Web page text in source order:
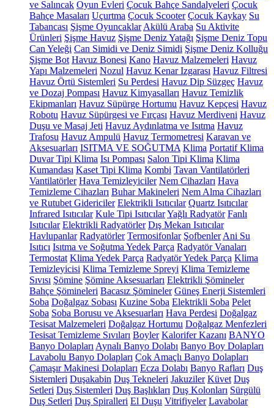
ve Salıncak Oyun Evleri Çocuk Bahçe Sandalyeleri Çocuk
Bahçe Masaları Uçurtma Çocuk Scooter Çocuk Kaykay Su
Tabancası Şişme Oyuncaklar Akülü Araba Su Aktivite
Ürünleri Şişme Havuz Şişme Deniz Yatağı Şişme Deniz Topu
Can Yeleği Can Simidi ve Deniz Simidi Şişme Deniz Kolluğu
Şişme Bot Havuz Bonesi Kano Havuz Malzemeleri Havuz
Yapı Malzemeleri Nozul Havuz Kenar Izgarası Havuz Filtresi
Havuz Örtü Sistemleri Su Perdesi Havuz Dip Süzgeç Havuz
ve Dozaj Pompası Havuz Kimyasalları Havuz Temizlik
Ekipmanları Havuz Süpürge Hortumu Havuz Kepçesi Havuz
Robotu Havuz Süpürgesi ve Fırçası Havuz Merdiveni Havuz
Duşu ve Masaj Jeti Havuz Aydınlatma ve Isıtma Havuz
Trafosu Havuz Ampulü Havuz Termometresi Karavan ve
Aksesuarları ISITMA VE SOĞUTMA Klima Portatif Klima
Duvar Tipi Klima Isı Pompası Salon Tipi Klima Klima
Kumandası Kaset Tipi Klima Kombi Tavan Vantilatörleri
Vantilatörler Hava Temizleyiciler Nem Cihazları Hava
Temizleme Cihazları Buhar Makineleri Nem Alma Cihazları
ve Rutubet Gidericiler Elektrikli Isıtıcılar Quartz Isıtıcılar
Infrared Isıtıcılar Kule Tipi IsıtıcılarYağlı Radyatör Fanlı
Isıtıcılar Elektrikli Radyatörler Dış Mekan Isıtıcılar
Havlupanlar Radyatörler Termosifonlar Şofbenler Ani Su
Isıtıcı Isıtma ve Soğutma Yedek Parça Radyatör Vanaları
Termostat Klima Yedek Parça Radyatör Yedek Parça Klima
Temizleyicisi Klima Temizleme Spreyi Klima Temizleme
Sıvısı Şömine Şömine Aksesuarları Elektrikli Şömineler
Bahçe Şömineleri Bacasız Şömineler Güneş Enerji Sistemleri
Soba Doğalgaz Sobası Kuzine Soba Elektrikli Soba Pelet
Soba Soba Borusu ve Aksesuarları Hava Perdesi Doğalgaz
Tesisat Malzemeleri Doğalgaz Hortumu Doğalgaz Menfezleri
Tesisat Temizleme Sıvıları Boyler Kalorifer Kazanı BANYO
Banyo Dolapları Aynalı Banyo Dolabı Banyo Boy Dolapları
Lavabolu Banyo Dolapları Çok Amaçlı Banyo Dolapları
Çamaşır Makinesi Dolapları Ecza Dolabı Banyo Rafları Duş
Sistemleri Duşakabin Duş Tekneleri Jakuziler Küvet Duş
Setleri Duş Sistemleri Duş Başlıkları Duş Kolonları Sürgülü
Duş Setleri Duş Spiralleri El Duşu Vitrifiyeler Lavabolar